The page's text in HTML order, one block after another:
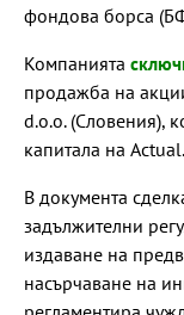
фондова борса
Компанията
продажба на
d.o.o. (Словения),
капитала на Actual.
В документа
задължителни
издаване на
насърчаване на